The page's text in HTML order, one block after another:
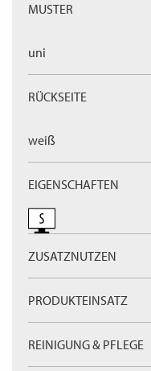
MUSTER
uni
RÜCKSEITE
weiß
EIGENSCHAFTEN
ZUSATZNUTZEN
PRODUKTEINSATZ
REINIGUNG & PFLEGE